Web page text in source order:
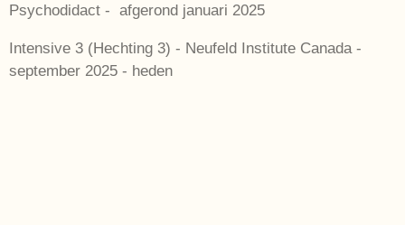
Psychodidact - afgerond januari 2025
Intensive 3 (Hechting 3) - Neufeld Institute Canada -
september 2025 - heden